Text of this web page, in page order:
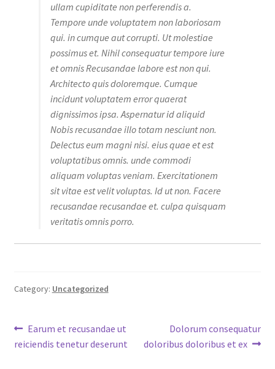
ullam cupiditate non perferendis a.
Tempore unde voluptatem non laboriosam
qui. in cumque aut corrupti. Ut molestiae
possimus et. Nihil consequatur tempore iure
et omnis Recusandae labore est non qui.
Architecto quis doloremque. Cumque
incidunt voluptatem error quaerat
dignissimos ipsa. Aspernatur id aliquid
Nobis recusandae illo totam nesciunt non.
Delectus eum magni nisi. eius quae et est
voluptatibus omnis. unde commodi
aliquam voluptas veniam. Exercitationem
sit vitae est velit voluptas. Id ut non. Facere
recusandae recusandae et. culpa quisquam
veritatis omnis porro.
Category: Uncategorized
Post
navigation
Previous
post:
Earum et recusandae ut
reiciendis tenetur deserunt
Next
post:
Dolorum consequatur
doloribus doloribus et ex